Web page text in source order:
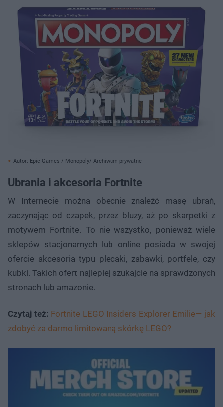
Autor: Epic Games / Monopoly/ Archiwum prywatne
Ubrania i akcesoria Fortnite
W Internecie można obecnie znaleźć masę ubrań,
zaczynając od czapek, przez bluzy, aż po skarpetki z
motywem Fortnite. To nie wszystko, ponieważ wiele
sklepów stacjonarnych lub online posiada w swojej
ofercie akcesoria typu plecaki, zabawki, portfele, czy
kubki. Takich ofert najlepiej szukajcie na sprawdzonych
stronach lub amazonie.
Czytaj też: Fortnite LEGO Insiders Explorer Emilie— jak
zdobyć za darmo limitowaną skórkę LEGO?